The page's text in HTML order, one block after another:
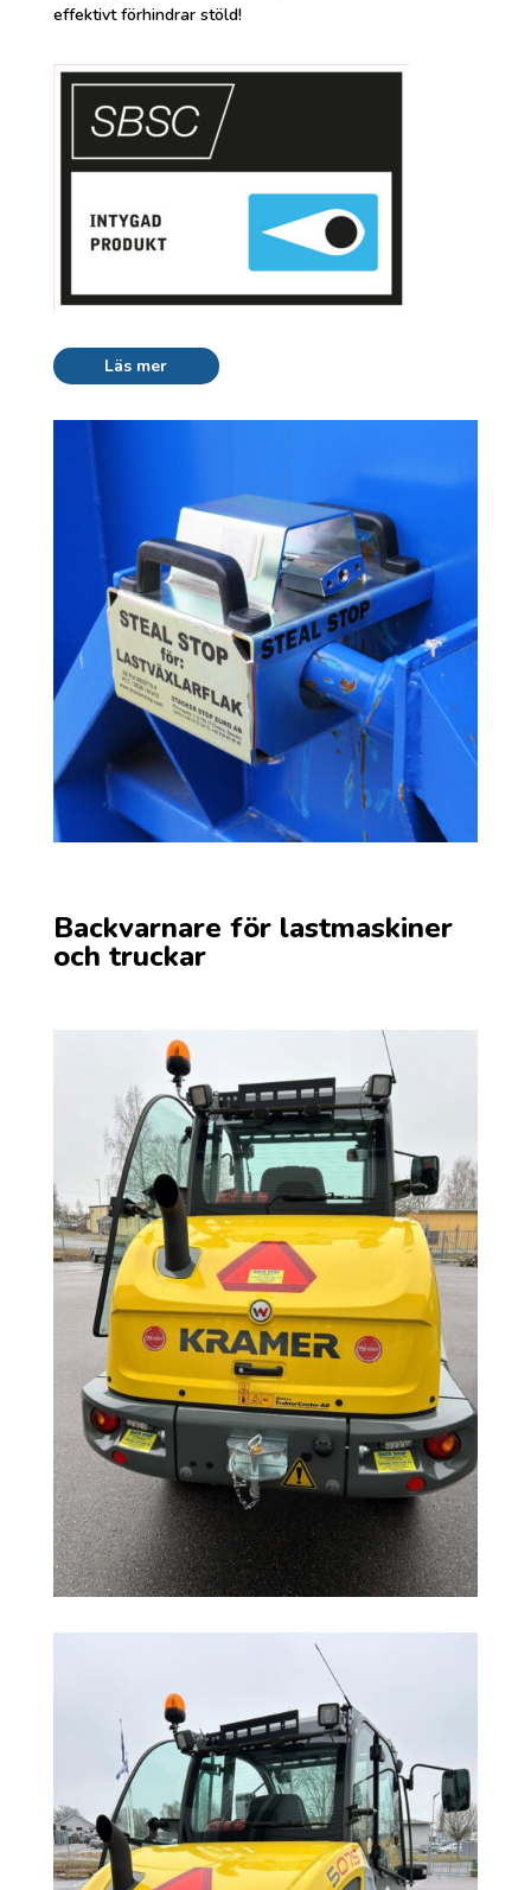
effektivt förhindrar stöld!
Läs mer
Backvarnare för lastmaskiner
och truckar